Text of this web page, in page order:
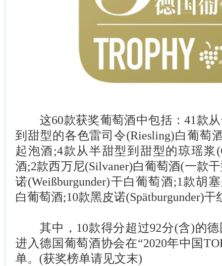
这60款获奖葡萄酒中包括：41款从
到甜型的各色雷司令(Riesling)白葡萄
起泡酒;4款从半甜型到甜型的琼瑶浆
酒;2款西万尼(Silvaner)白葡萄酒(一款
诺(Weißburgunder)干白葡萄酒;1款胡
白葡萄酒;10款黑皮诺(Spätburgunder)干
其中，10款得分超过92分(含)的德
进入德国葡萄酒协会在“2020年中国
单。(获奖榜单请见文末)